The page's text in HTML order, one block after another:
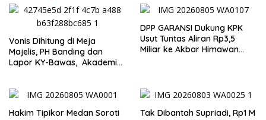
Vonis Dihitung di Meja
Majelis, PH Banding dan
Lapor KY-Bawas, Akademisi:
Kehakiman
DPP GARANSI Dukung KPK
Usut Tuntas Aliran Rp3,5
Miliar ke Akbar Himawan
Hakim Tipikor Medan Soroti
Tak Dibantah Supriadi, Rp1 M